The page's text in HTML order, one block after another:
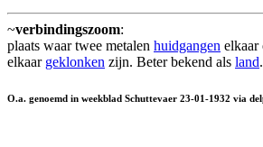
~verbindingszoom:
plaats waar twee metalen huidgangen elkaar
elkaar geklonken zijn. Beter bekend als land.
O.a. genoemd in weekblad Schuttevaer 23-01-1932 via